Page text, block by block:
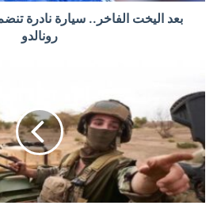
بعد اليخت الفاخر.. سيارة نادرة
رونالدو